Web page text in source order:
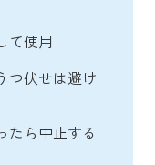
て使用
つ伏せは避け
たら中止する